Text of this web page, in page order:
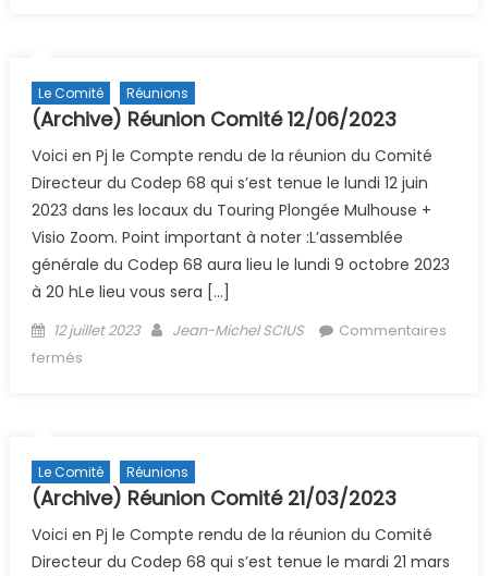
Le Comité Réunions
(Archive) Réunion Comité 12/06/2023
Voici en Pj le Compte rendu de la réunion du Comité
Directeur du Codep 68 qui s’est tenue le lundi 12 juin
2023 dans les locaux du Touring Plongée Mulhouse +
Visio Zoom. Point important à noter :L’assemblée
générale du Codep 68 aura lieu le lundi 9 octobre 2023
à 20 hLe lieu vous sera […]
Posted on
12 juillet 2023 Author
Jean-Michel SCIUS
Commentaires
fermés
Le Comité Réunions
(Archive) Réunion Comité 21/03/2023
Voici en Pj le Compte rendu de la réunion du Comité
Directeur du Codep 68 qui s’est tenue le mardi 21 mars